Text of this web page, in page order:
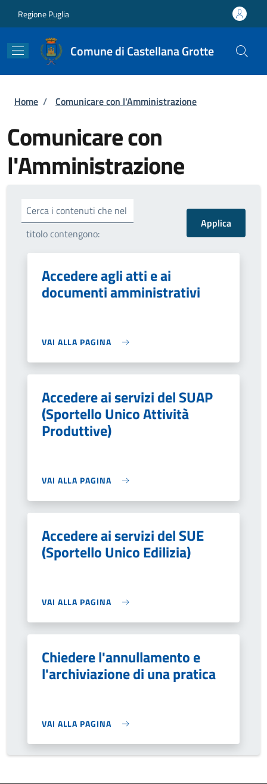
Regione Puglia
Comune di Castellana Grotte
Briciole di pane
Home / Comunicare con l'Amministrazione
Comunicare con
l'Amministrazione
Cerca i contenuti che nel
titolo contengono:
Accedere agli atti e ai
documenti amministrativi
VAI ALLA PAGINA
Accedere ai servizi del SUAP
(Sportello Unico Attività
Produttive)
VAI ALLA PAGINA
Accedere ai servizi del SUE
(Sportello Unico Edilizia)
VAI ALLA PAGINA
Chiedere l'annullamento e
l'archiviazione di una pratica
VAI ALLA PAGINA